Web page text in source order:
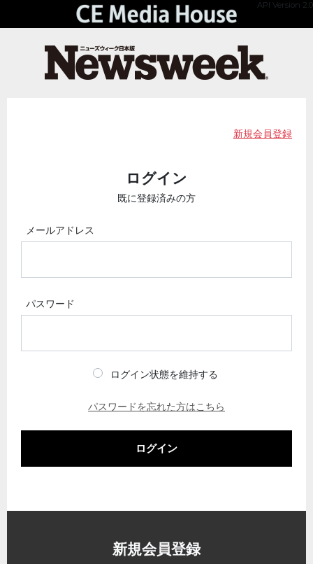
API Version 2.0
新規会員登録
ログイン
既に登録済みの方
メールアドレス
パスワード
ログイン状態を維持する
パスワードを忘れた方はこちら
ログイン
新規会員登録